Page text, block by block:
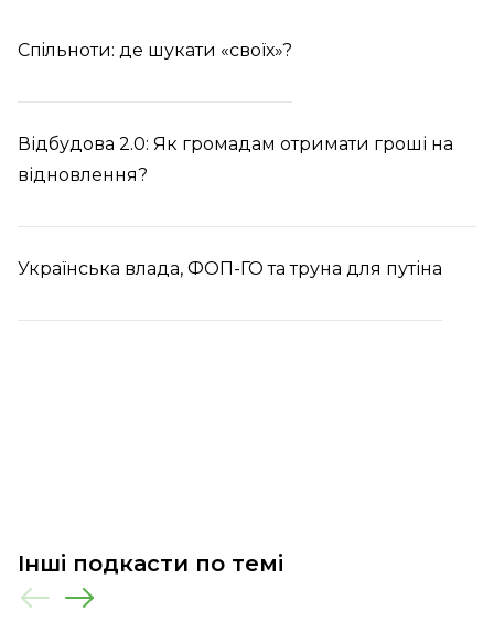
Спiльноти: де шукати «своїх»?
Відбудова 2.0: Як громадам отримати гроші на
відновлення?
Українська влада, ФОП-ГО та труна для путіна
Інші подкасти по темі